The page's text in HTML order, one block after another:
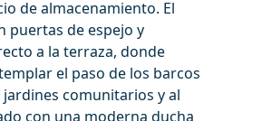
de almacenamiento. El
de espejo y
a la terraza, donde
el paso de los barcos
comunitarios y al
con una moderna ducha